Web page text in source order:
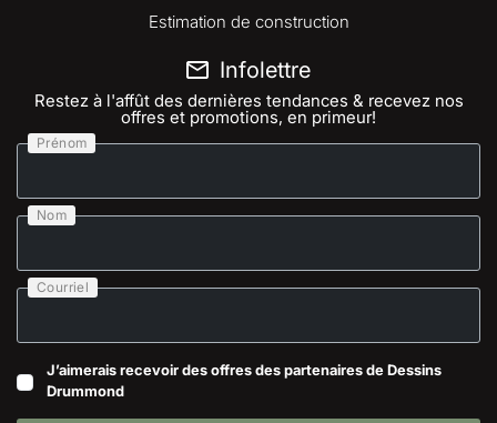
Estimation de construction
Infolettre
Restez à l'affût des dernières tendances & recevez nos
offres et promotions, en primeur!
Prénom
Nom
Courriel
J’aimerais recevoir des offres des partenaires de Dessins
Drummond